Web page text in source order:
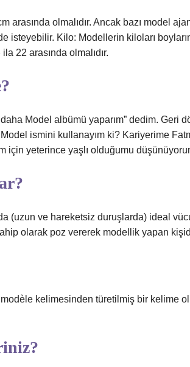
arasında olmalıdır. Ancak bazı model
isteyebilir. Kilo: Modellerin kiloları
22 arasında olmalıdır.
Model albümü yaparım” dedim. Geri
ismini kullanayım ki? Kariyerime
için yeterince yaşlı olduğumu
(uzun ve hareketsiz duruşlarda) ideal
olarak poz vererek modellik yapan
kelimesinden türetilmiş bir kelime